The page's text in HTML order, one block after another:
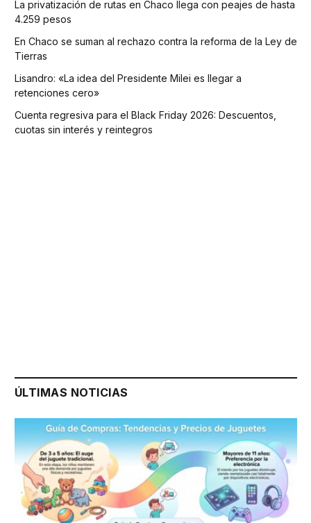
La privatización de rutas en Chaco llega con peajes de hasta
4.259 pesos
En Chaco se suman al rechazo contra la reforma de la Ley de
Tierras
Lisandro: «La idea del Presidente Milei es llegar a
retenciones cero»
Cuenta regresiva para el Black Friday 2026: Descuentos,
cuotas sin interés y reintegros
ÚLTIMAS NOTICIAS